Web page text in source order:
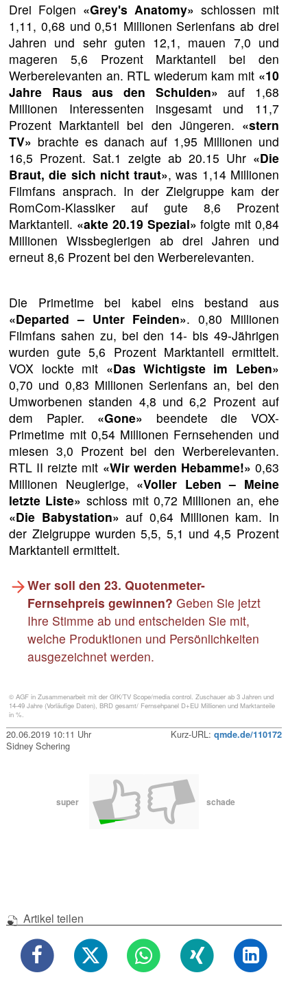
Drei Folgen «Grey's Anatomy» schlossen mit
1,11, 0,68 und 0,51 Millionen Serienfans ab drei
Jahren und sehr guten 12,1, mauen 7,0 und
mageren 5,6 Prozent Marktanteil bei den
Werberelevanten an. RTL wiederum kam mit «10
Jahre Raus aus den Schulden» auf 1,68
Millionen Interessenten insgesamt und 11,7
Prozent Marktanteil bei den Jüngeren. «stern
TV» brachte es danach auf 1,95 Millionen und
16,5 Prozent. Sat.1 zeigte ab 20.15 Uhr «Die
Braut, die sich nicht traut», was 1,14 Millionen
Filmfans ansprach. In der Zielgruppe kam der
RomCom-Klassiker auf gute 8,6 Prozent
Marktanteil. «akte 20.19 Spezial» folgte mit 0,84
Millionen Wissbegierigen ab drei Jahren und
erneut 8,6 Prozent bei den Werberelevanten.
Die Primetime bei kabel eins bestand aus
«Departed – Unter Feinden». 0,80 Millionen
Filmfans sahen zu, bei den 14- bis 49-Jährigen
wurden gute 5,6 Prozent Marktanteil ermittelt.
VOX lockte mit «Das Wichtigste im Leben»
0,70 und 0,83 Millionen Serienfans an, bei den
Umworbenen standen 4,8 und 6,2 Prozent auf
dem Papier. «Gone» beendete die VOX-
Primetime mit 0,54 Millionen Fernsehenden und
miesen 3,0 Prozent bei den Werberelevanten.
RTL II reizte mit «Wir werden Hebamme!» 0,63
Millionen Neugierige, «Voller Leben – Meine
letzte Liste» schloss mit 0,72 Millionen an, ehe
«Die Babystation» auf 0,64 Millionen kam. In
der Zielgruppe wurden 5,5, 5,1 und 4,5 Prozent
Marktanteil ermittelt.
Wer soll den 23. Quotenmeter-
Fernsehpreis gewinnen? Geben Sie jetzt
Ihre Stimme ab und entscheiden Sie mit,
welche Produktionen und Persönlichkeiten
ausgezeichnet werden.
© AGF in Zusammenarbeit mit der GfK/TV Scope/media control. Zuschauer ab 3 Jahren und
14-49 Jahre (Vorläufige Daten), BRD gesamt/ Fernsehpanel D+EU Millionen und Marktanteile
in %.
20.06.2019 10:11 Uhr Kurz-URL: qmde.de/110172
Sidney Schering
super schade
Artikel teilen